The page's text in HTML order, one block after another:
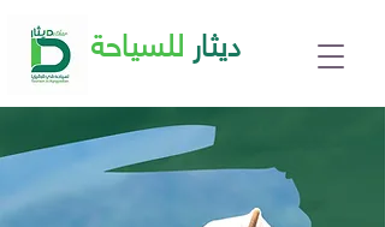
ديثار للسياحة